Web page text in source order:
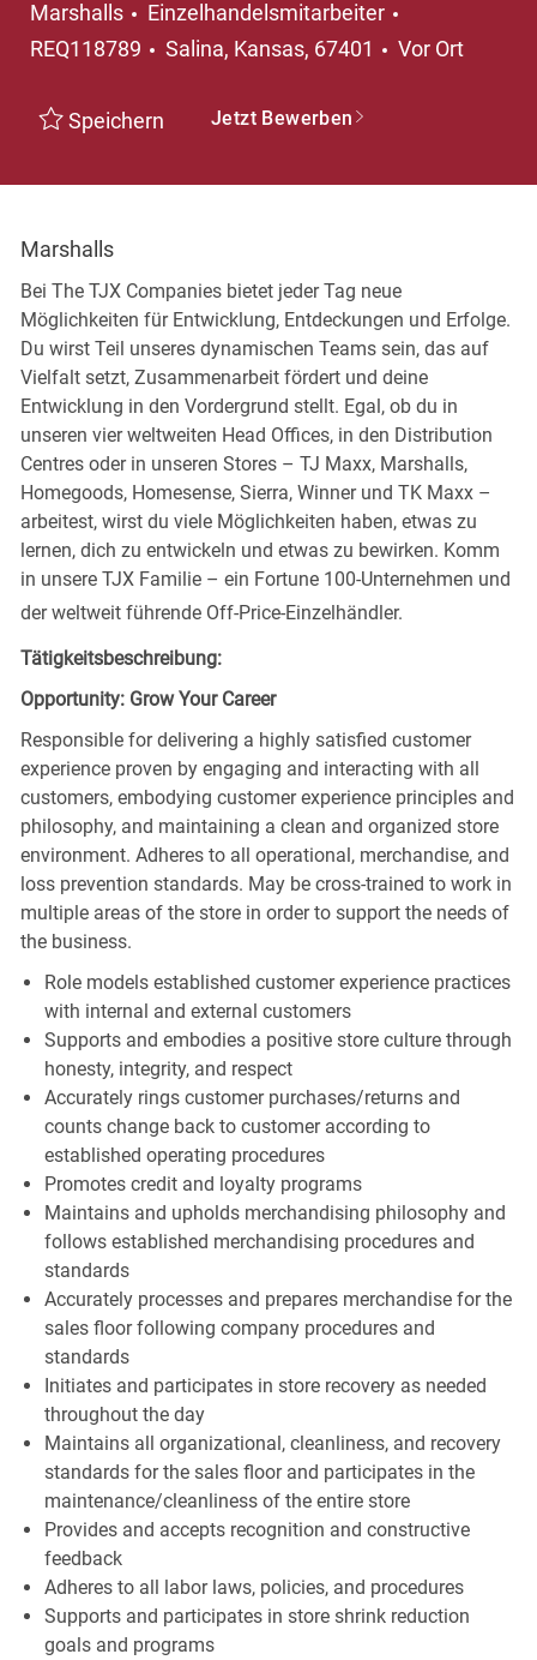
Marshalls Kategorie
Einzelhandelsmitarbeiter
REQ118789
Ort
Salina, Kansas, 67401 Vor Ort
Speichern Jetzt Bewerben
Marshalls
Bei The TJX Companies bietet jeder Tag neue
Möglichkeiten für Entwicklung, Entdeckungen und Erfolge.
Du wirst Teil unseres dynamischen Teams sein, das auf
Vielfalt setzt, Zusammenarbeit fördert und deine
Entwicklung in den Vordergrund stellt. Egal, ob du in
unseren vier weltweiten Head Offices, in den Distribution
Centres oder in unseren Stores – TJ Maxx, Marshalls,
Homegoods, Homesense, Sierra, Winner und TK Maxx –
arbeitest, wirst du viele Möglichkeiten haben, etwas zu
lernen, dich zu entwickeln und etwas zu bewirken. Komm
in unsere TJX Familie – ein Fortune 100-Unternehmen und
der weltweit führende Off-Price-Einzelhändler.
Tätigkeitsbeschreibung:
Opportunity: Grow Your Career
Responsible for delivering a highly satisfied customer
experience proven by engaging and interacting with all
customers, embodying customer experience principles and
philosophy, and maintaining a clean and organized store
environment. Adheres to all operational, merchandise, and
loss prevention standards. May be cross-trained to work in
multiple areas of the store in order to support the needs of
the business.
Role models established customer experience practices
with internal and external customers
Supports and embodies a positive store culture through
honesty, integrity, and respect
Accurately rings customer purchases/returns and
counts change back to customer according to
established operating procedures
Promotes credit and loyalty programs
Maintains and upholds merchandising philosophy and
follows established merchandising procedures and
standards
Accurately processes and prepares merchandise for the
sales floor following company procedures and
standards
Initiates and participates in store recovery as needed
throughout the day
Maintains all organizational, cleanliness, and recovery
standards for the sales floor and participates in the
maintenance/cleanliness of the entire store
Provides and accepts recognition and constructive
feedback
Adheres to all labor laws, policies, and procedures
Supports and participates in store shrink reduction
goals and programs